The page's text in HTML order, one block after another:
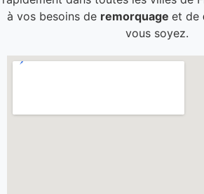
à vos besoins de remorquage et de
vous soyez.